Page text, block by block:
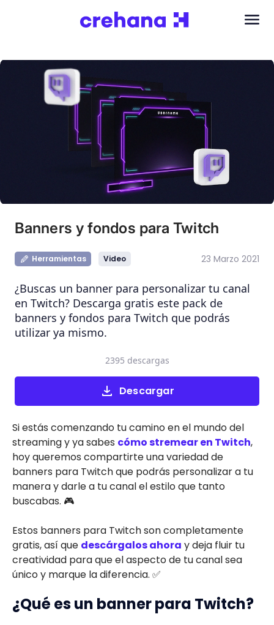
Banners y fondos para Twitch
Herramientas Video 23 Marzo 2021
¿Buscas un banner para personalizar tu canal
en Twitch? Descarga gratis este pack de
banners y fondos para Twitch que podrás
utilizar ya mismo.
Descargar
2395 descargas
Si estás comenzando tu camino en el mundo del
streaming y ya sabes cómo stremear en Twitch,
hoy queremos compartirte una variedad de
banners para Twitch que podrás personalizar a tu
manera y darle a tu canal el estilo que tanto
buscabas. 🎮
Estos banners para Twitch son completamente
gratis, así que descárgalos ahora y deja fluir tu
creatividad para que el aspecto de tu canal sea
único y marque la diferencia. ✅
¿Qué es un banner para Twitch?